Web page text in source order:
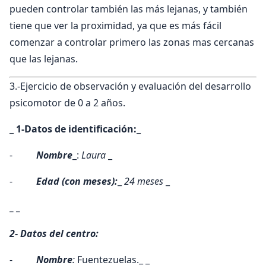
pueden controlar también las más lejanas, y también
tiene que ver la proximidad, ya que es más fácil
comenzar a controlar primero las zonas mas cercanas
que las lejanas.
3.-Ejercicio de observación y evaluación del desarrollo
psicomotor de 0 a 2 años.
1-Datos de identificación:
- Nombre _: Laura
- Edad (con meses): 24 meses
2- Datos del centro:
- Nombre: Fuentezuelas._ _